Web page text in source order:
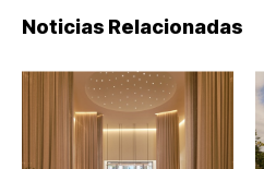
Noticias Relacionadas